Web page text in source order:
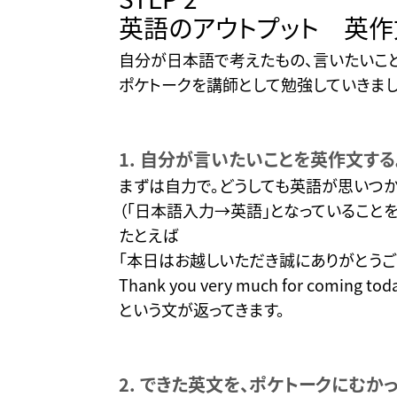
英語のアウトプット 英
自分が日本語で考えたもの、言いたいこ
ポケトークを講師として勉強していきまし
1. 自分が言いたいことを英作文する
まずは自力で。どうしても英語が思いつ
（「日本語入力→英語」となっていること
たとえば
「本日はお越しいただき誠にありがとうご
Thank you very much for coming
という文が返ってきます。
2. できた英文を、ポケトークにむか